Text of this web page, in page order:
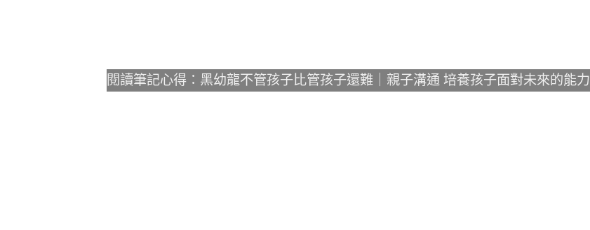
閱讀筆記心得：黑幼龍不管孩子比管孩子還難｜親子溝通 培養孩子面對未來的能力